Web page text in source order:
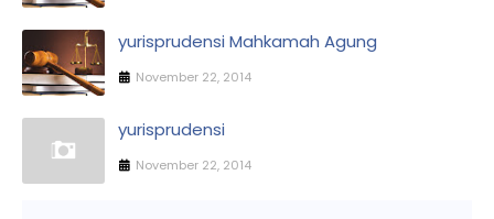
yurisprudensi Mahkamah Agung
November 22, 2014
yurisprudensi
November 22, 2014